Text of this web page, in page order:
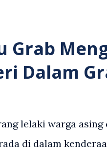
Grab
Dalam
lelaki warga
di dalam